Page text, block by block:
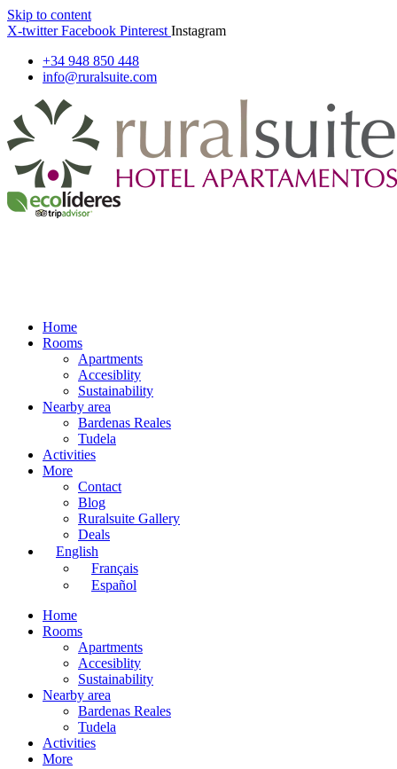
Skip to content
X-twitter Facebook Pinterest Instagram
+34 948 850 448
info@ruralsuite.com
Home
Rooms
Apartments
Accesiblity
Sustainability
Nearby area
Bardenas Reales
Tudela
Activities
More
Contact
Blog
Ruralsuite Gallery
Deals
English
Français
Español
Home
Rooms
Apartments
Accesiblity
Sustainability
Nearby area
Bardenas Reales
Tudela
Activities
More